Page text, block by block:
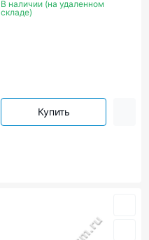
В наличии (на удаленном
складе)
Купить